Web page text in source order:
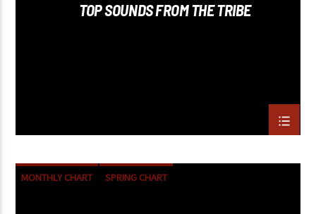
TOP SOUNDS FROM THE TRIBE
MONTHLY CHART
SPRING CHART